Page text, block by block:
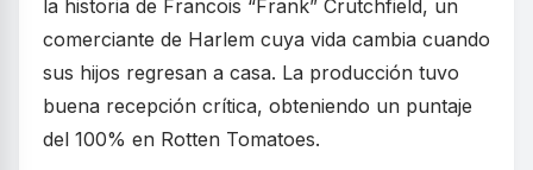
la historia de Francois “Frank” Crutchfield, un
comerciante de Harlem cuya vida cambia cuando
sus hijos regresan a casa. La producción tuvo
buena recepción crítica, obteniendo un puntaje
del 100% en Rotten Tomatoes.